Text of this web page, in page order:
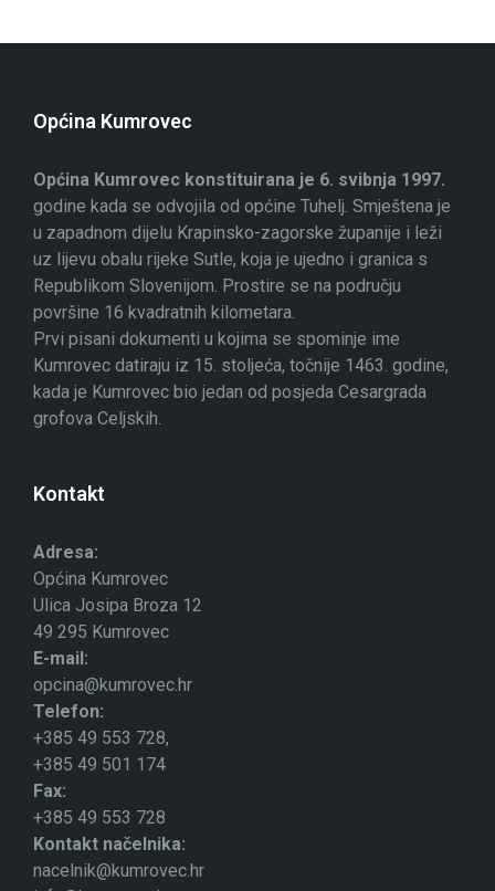
Općina Kumrovec
Općina Kumrovec konstituirana je 6. svibnja 1997.
godine kada se odvojila od općine Tuhelj. Smještena je
u zapadnom dijelu Krapinsko-zagorske županije i leži
uz lijevu obalu rijeke Sutle, koja je ujedno i granica s
Republikom Slovenijom. Prostire se na području
površine 16 kvadratnih kilometara.
Prvi pisani dokumenti u kojima se spominje ime
Kumrovec datiraju iz 15. stoljeća, točnije 1463. godine,
kada je Kumrovec bio jedan od posjeda Cesargrada
grofova Celjskih.
Kontakt
Adresa:
Općina Kumrovec
Ulica Josipa Broza 12
49 295 Kumrovec
E-mail:
opcina@kumrovec.hr
Telefon:
+385 49 553 728,
+385 49 501 174
Fax:
+385 49 553 728
Kontakt načelnika:
nacelnik@kumrovec.hr